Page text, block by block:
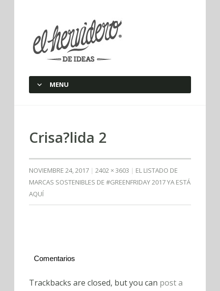
elherviderodeideas
MENU
Crisa?lida 2
NOVIEMBRE 24, 2017 2402 × 3603
EL LISTADO DE
MARCAS SOSTENIBLES DE #GREENFRIDAY 2017 YA ESTÁ
AQUÍ
Comentarios
Trackbacks are closed, but you can post a